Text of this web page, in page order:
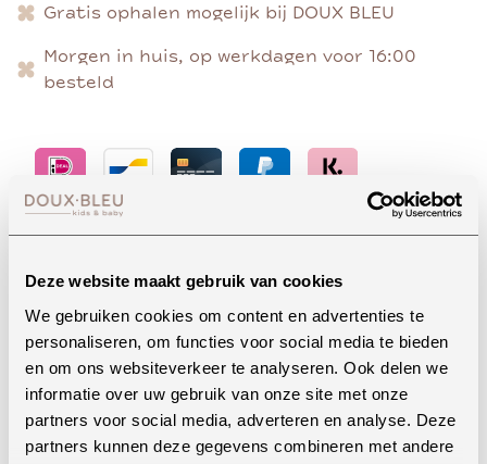
Deze website maakt gebruik van cookies
We gebruiken cookies om content en advertenties te
personaliseren, om functies voor social media te bieden
en om ons websiteverkeer te analyseren. Ook delen we
informatie over uw gebruik van onze site met onze
partners voor social media, adverteren en analyse. Deze
partners kunnen deze gegevens combineren met andere
Gratis ophalen mogelijk bij DOUX BLEU
Morgen in huis, op werkdagen voor 16:00
besteld
Whatsapp